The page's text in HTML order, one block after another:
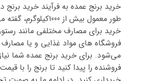
دارای
انواع
مختلفی
می
باشد.
گزینه
ها
ممکن
انواع
مختلفی
می
باشد.
گزینه
ها
ممکن
خرید برنج عمده به فرآیند خرید برنج
طور معمول بیش از
خرید برای مصارف مختلفی مانند
فروشگاه های مواد غذایی و یا
می‌شود. برای خرید برنج عمده شما
فروشنده را پیدا کنید تا برنج را با